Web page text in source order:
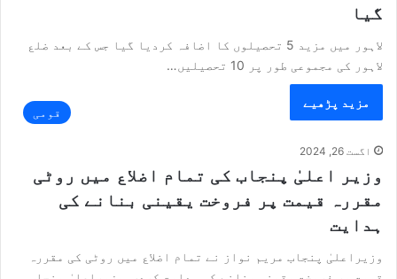
گیا
لاہور میں مزید 5 تحصیلوں کا اضافہ کردیا گیا جس کے بعد ضلع
لاہور کی مجموعی طور پر 10 تحصیلیں…
مزید پڑھیے
قومی
اگست 26, 2024
وزیر اعلیٰ پنجاب کی تمام اضلاع میں روٹی
مقررہ قیمت پر فروخت یقینی بنانے کی
ہدایت
وزیراعلیٰ پنجاب مریم نواز نے تمام اضلاع میں روٹی کی مقررہ